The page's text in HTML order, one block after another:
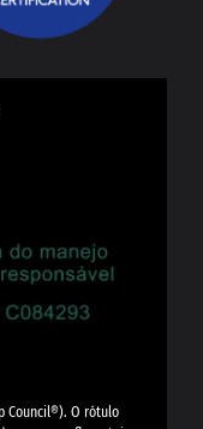
Council®️). O rótulo